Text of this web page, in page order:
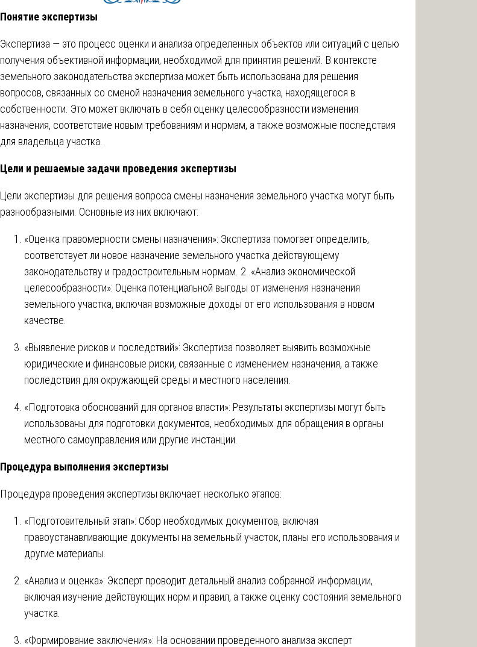
Понятие экспертизы
Экспертиза — это процесс оценки и анализа определенных объектов или ситуаций с целью
получения объективной информации, необходимой для принятия решений. В контексте
земельного законодательства экспертиза может быть использована для решения
вопросов, связанных со сменой назначения земельного участка, находящегося в
собственности. Это может включать в себя оценку целесообразности изменения
назначения, соответствие новым требованиям и нормам, а также возможные последствия
для владельца участка.
Цели и решаемые задачи проведения экспертизы
Цели экспертизы для решения вопроса смены назначения земельного участка могут быть
разнообразными. Основные из них включают:
«Оценка правомерности смены назначения»: Экспертиза помогает определить,
соответствует ли новое назначение земельного участка действующему
законодательству и градостроительным нормам. 2. «Анализ экономической
целесообразности»: Оценка потенциальной выгоды от изменения назначения
земельного участка, включая возможные доходы от его использования в новом
качестве.
«Выявление рисков и последствий»: Экспертиза позволяет выявить возможные
юридические и финансовые риски, связанные с изменением назначения, а также
последствия для окружающей среды и местного населения.
«Подготовка обоснований для органов власти»: Результаты экспертизы могут быть
использованы для подготовки документов, необходимых для обращения в органы
местного самоуправления или другие инстанции.
Процедура выполнения экспертизы
Процедура проведения экспертизы включает несколько этапов:
«Подготовительный этап»: Сбор необходимых документов, включая
правоустанавливающие документы на земельный участок, планы его использования и
другие материалы.
«Анализ и оценка»: Эксперт проводит детальный анализ собранной информации,
включая изучение действующих норм и правил, а также оценку состояния земельного
участка.
«Формирование заключения»: На основании проведенного анализа эксперт